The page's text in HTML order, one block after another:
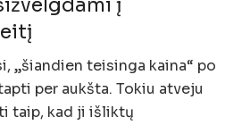
„šiandien teisinga kaina“ po
per aukšta. Tokiu atveju
taip, kad ji išliktų